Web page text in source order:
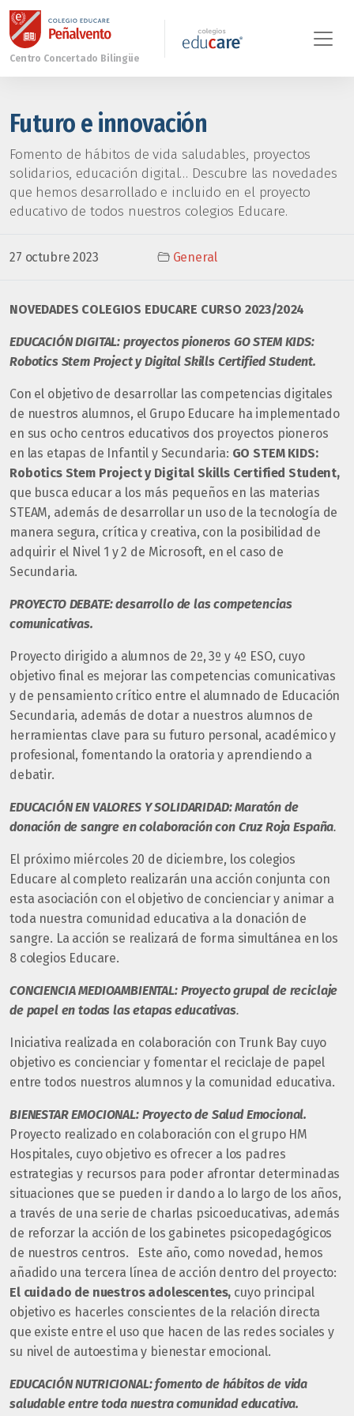
Futuro e innovación
Fomento de hábitos de vida saludables, proyectos
solidarios, educación digital… Descubre las novedades
que hemos desarrollado e incluido en el proyecto
educativo de todos nuestros colegios Educare.
27 octubre 2023 General
NOVEDADES COLEGIOS EDUCARE CURSO 2023/2024
EDUCACIÓN DIGITAL: proyectos pioneros GO STEM KIDS:
Robotics Stem Project yDigital Skills Certified Student.
Con el objetivo de desarrollar las competencias digitales
de nuestros alumnos, el Grupo Educare ha implementado
en sus ocho centros educativos dos proyectos pioneros
en las etapas de Infantil y Secundaria: GO STEM KIDS:
Robotics Stem Project y Digital Skills Certified Student,
que busca educar a los más pequeños en las materias
STEAM, además de desarrollar un uso de la tecnología de
manera segura, crítica y creativa, con la posibilidad de
adquirir el Nivel 1 y 2 de Microsoft, en el caso de
Secundaria.
PROYECTO DEBATE: desarrollo de las competencias
comunicativas.
Proyecto dirigido a alumnos de 2º, 3º y 4º ESO, cuyo
objetivo final es mejorar las competencias comunicativas
y de pensamiento crítico entre el alumnado de Educación
Secundaria, además de dotar a nuestros alumnos de
herramientas clave para su futuro personal, académico y
profesional, fomentando la oratoria y aprendiendo a
debatir.
EDUCACIÓN EN VALORES Y SOLIDARIDAD: Maratón de
donación de sangre en colaboración con Cruz Roja España.
El próximo miércoles 20 de diciembre, los colegios
Educare al completo realizarán una acción conjunta con
esta asociación con el objetivo de concienciar y animar a
toda nuestra comunidad educativa a la donación de
sangre. La acción se realizará de forma simultánea en los
8 colegios Educare.
CONCIENCIA MEDIOAMBIENTAL: Proyecto grupal de reciclaje
de papel en todas las etapas educativas.
Iniciativa realizada en colaboración con Trunk Bay cuyo
objetivo es concienciar y fomentar el reciclaje de papel
entre todos nuestros alumnos y la comunidad educativa.
BIENESTAR EMOCIONAL: Proyecto de Salud Emocional.
Proyecto realizado en colaboración con el grupo HM
Hospitales, cuyo objetivo es ofrecer a los padres
estrategias y recursos para poder afrontar determinadas
situaciones que se pueden ir dando a lo largo de los años,
a través de una serie de charlas psicoeducativas, además
de reforzar la acción de los gabinetes psicopedagógicos
de nuestros centros. Este año, como novedad, hemos
añadido una tercera línea de acción dentro del proyecto:
El cuidado de nuestros adolescentes, cuyo principal
objetivo es hacerles conscientes de la relación directa
que existe entre el uso que hacen de las redes sociales y
su nivel de autoestima y bienestar emocional.
EDUCACIÓN NUTRICIONAL: fomento de hábitos de vida
saludable entre toda nuestra comunidad educativa.